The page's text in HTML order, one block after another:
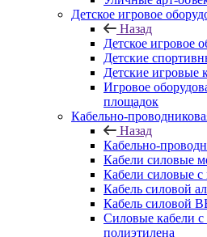
Детское игровое
Назад
Детское игровое
Детские
Детские игровые
Игровое
площадок
Кабельно-
Назад
Кабельно-
Кабели силовые
Кабели силовые с
Кабель силовой
Кабель силовой
Силовые кабели с
полиэтилена